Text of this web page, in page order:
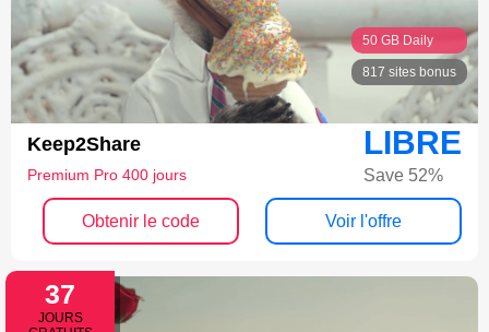
50 GB Daily
817 sites bonus
Keep2Share
Premium Pro 400 jours
LIBRE
Save 52%
Obtenir le code Voir l'offre
37
JOURS